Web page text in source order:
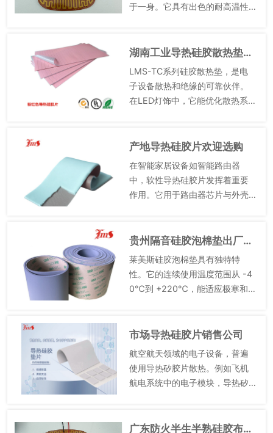
于一身。它具有出色的耐高温性
高温管道的包覆与防护。同时，
硅胶布的耐腐蚀性使其在化工等
湖南工业导热硅胶散热垫笔记本散热
LMS-TC系列硅胶散热垫，是电
子设备散热和绝缘的可靠伙伴。
在LED灯饰中，它能优化散热系
现象。在家用电器的电路板上，
可保障电子元件的正常工作，...
产地导热硅胶片欢迎选购
在智能家居设备如智能路由器
中，软性导热硅胶片发挥着重要
作用。它用于路由器芯片与外壳
作。软性导热硅胶片的优点特性
明显，高导热性使其能迅速传导
热量，降...
贵州隔音硅胶泡棉垫出厂价格
莱美斯硅胶泡棉垫具有独特特
性。它的连续使用温度范围从 -4
0℃到 +220℃，能适应极寒和高
性较好。在极地科考设备中，可
用于设备的密封和隔振，抵...
市场导热硅胶片销售公司
航空航天领域的电子设备，普遍
使用导热矽胶片散热。例如飞机
航电系统中的电子模块，导热矽
的航空环境下，保障电子设备稳广东防火半生半熟硅胶布半生半熟硅胶布生产厂家